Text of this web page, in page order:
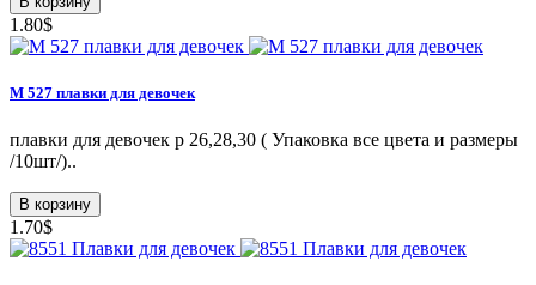
1.80$
M 527 плавки для девочек
плавки для девочек p 26,28,30 ( Упаковка все цвета и размеры
/10шт/)..
В корзину
1.70$